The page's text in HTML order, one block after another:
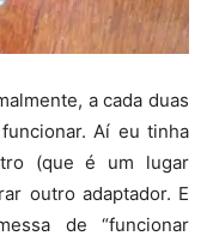
a cada duas
Aí eu tinha
(que é um lugar
outro adaptador. E
de “funcionar